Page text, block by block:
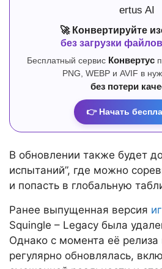
🚀 Конвертируйте
без загрузки
Бесплатный сервис Конвертус
PNG, WEBP и AVIF в
без потери
👉 Начать
В обновлении также будет
испытаний”, где можно
и попасть в глобальную
Ранее выпущенная версия
Squingle – Legacy была
Однако с момента её релиза
регулярно обновлялась,